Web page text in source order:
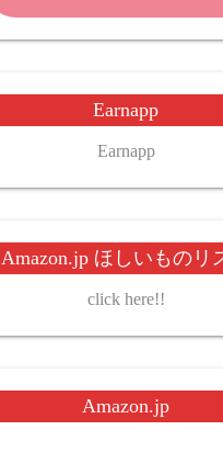
Earnapp
Earnapp
Amazon.jp ほしいものリ
click here!!
Amazon.jp